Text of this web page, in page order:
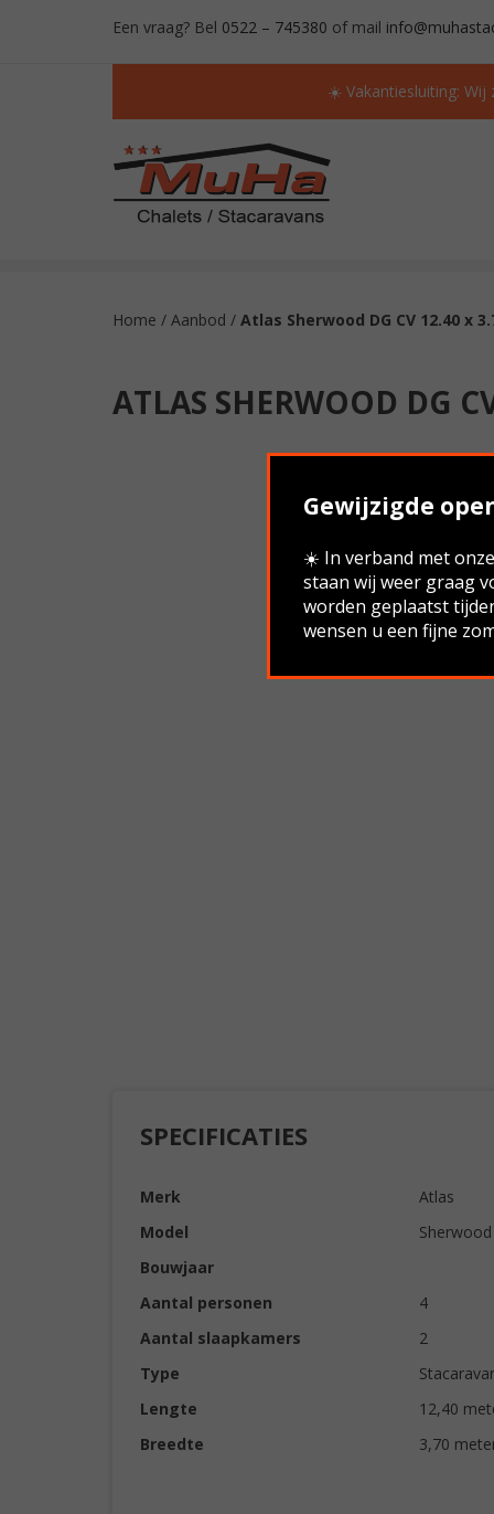
Een vraag? Bel 0522 – 745380 of mail
☀️ Vakantiesluiting: Wij
Home / Aanbod / Atlas Sherwood DG CV 12.40 x
ATLAS SHERWOOD DG
SPECIFICATIES
Merk
Atlas
Model
Sherwood
Bouwjaar
Aantal personen
4
Aantal slaapkamers
2
Type
Lengte
12,40
Breedte
3,70
Gewijzigde
☀️ In verband met
staan wij weer graag
worden geplaatst
wensen u een fijne